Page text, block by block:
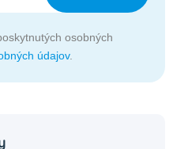
osobných
údajov.